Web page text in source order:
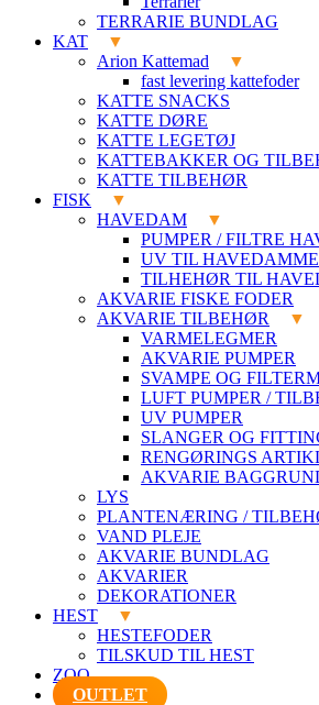
TERRARIE BUNDLAG
KAT
Arion Kattemad
fast levering kattefoder
KATTE SNACKS
KATTE DØRE
KATTE LEGETØJ
KATTEBAKKER OG
KATTE TILBEHØR
FISK
HAVEDAM
PUMPER / FILTRE
UV TIL
TILHEHØR TIL
AKVARIE FISKE FODER
AKVARIE TILBEHØR
VARMELEGMER
AKVARIE PUMPER
SVAMPE OG
LUFT PUMPER /
UV PUMPER
SLANGER OG
RENGØRINGS
AKVARIE
LYS
PLANTENÆRING /
VAND PLEJE
AKVARIE BUNDLAG
AKVARIER
DEKORATIONER
HEST
HESTEFODER
TILSKUD TIL HEST
ZOO
OUTLET